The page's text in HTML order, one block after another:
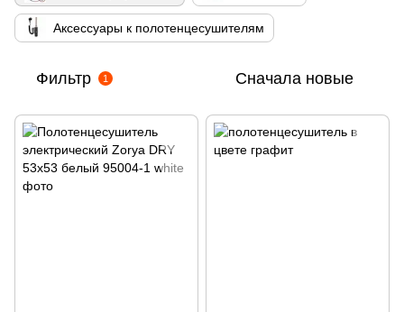
Аксессуары к полотенцесушителям
Фильтр 1 Сначала новые